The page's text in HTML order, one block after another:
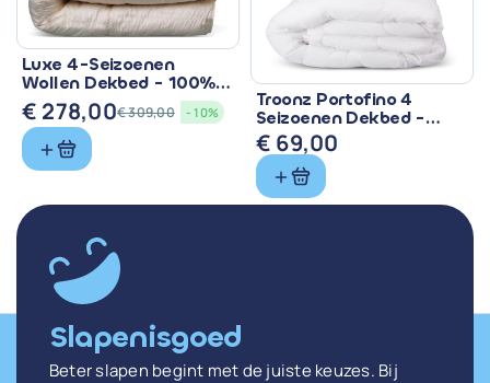
Luxe 4-Seizoenen
Wollen Dekbed - 100%
Zuiver Scheerwol
€309,00
Oorspronkelijke
prijs
€ 309,00.
€ 278,00
Huidige
prijs
€ 278,00.
- 10%
Troonz Portofino 4
Seizoenen Dekbed -
Comfort voor Elk
Seizoen
€ 69,00
Slapenisgoed
Beter slapen begint met de juiste keuzes. Bij